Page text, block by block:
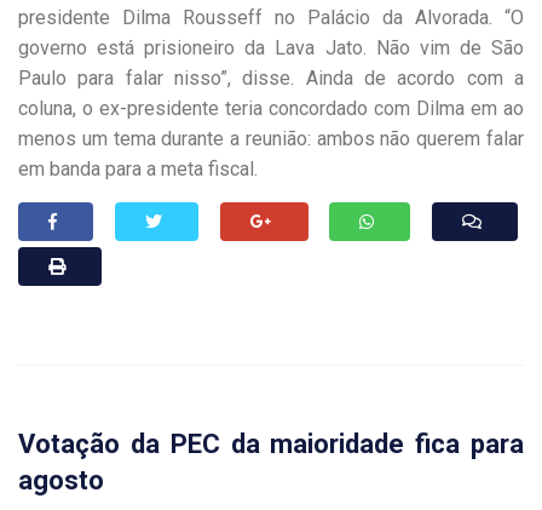
presidente Dilma Rousseff no Palácio da Alvorada. “O
governo está prisioneiro da Lava Jato. Não vim de São
Paulo para falar nisso”, disse. Ainda de acordo com a
coluna, o ex-presidente teria concordado com Dilma em ao
menos um tema durante a reunião: ambos não querem falar
em banda para a meta fiscal.
Votação da PEC da maioridade fica para
agosto